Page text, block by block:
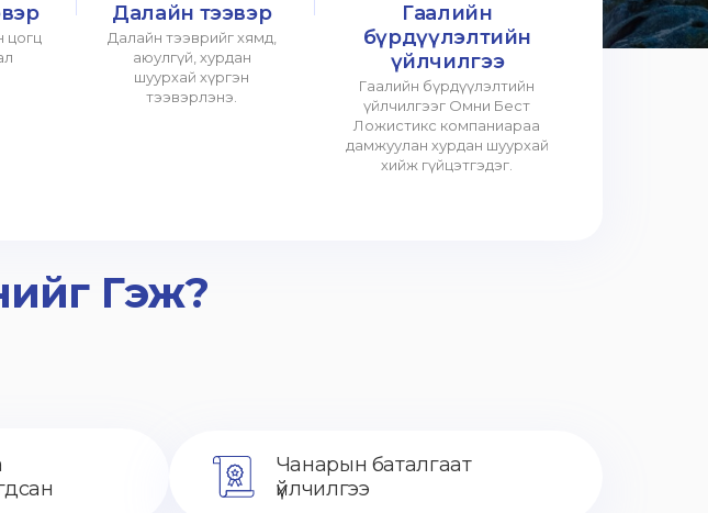
цогц
Далайн тээвэр
Далайн тээврийг хямд,
аюулгүй, хурдан
шуурхай хүргэн
тээвэрлэнэ.
Гаалийн
бүрдүүлэлтийн
үйлчилгээ
Гаалийн бүрдүүлэлтийн
үйлчилгээг Омни Бест
Ложистикс компаниараа
дамжуулан хурдан шуурхай
хийж гүйцэтгэдэг.
Гэж?
Чанарын баталгаат
үйлчилгээ